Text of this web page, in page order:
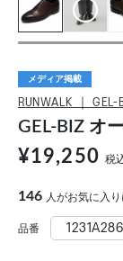
メディア掲載
RUNWALK ｜ GEL-
GEL-BIZ オ
¥19,250 税
146 人がお気に入
品番